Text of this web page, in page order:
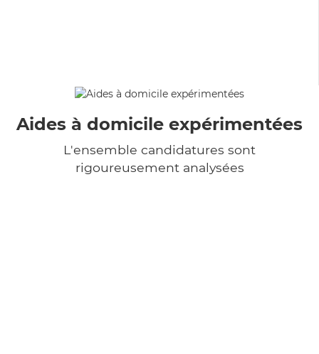
Aides à domicile expérimentées
L'ensemble candidatures sont
rigoureusement analysées